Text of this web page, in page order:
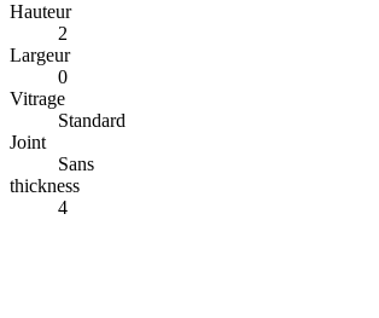
Hauteur
2
Largeur
0
Vitrage
Standard
Joint
Sans
thickness
4